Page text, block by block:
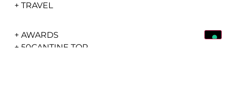
+ TRAVEL
+ AWARDS
+ 50CANTINE TOP